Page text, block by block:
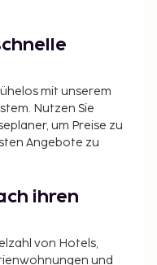
mit unserem
Nutzen Sie
um Preise zu
Angebote zu
ihren
von Hotels,
und